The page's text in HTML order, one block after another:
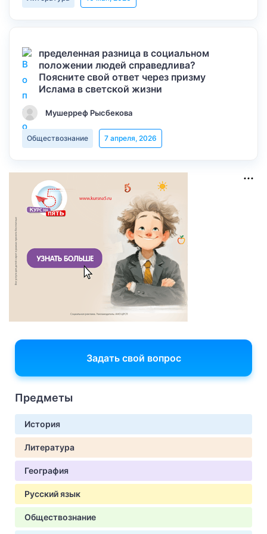
пределенная разница в социальном
положении людей справедлива?
Поясните свой ответ через призму
Ислама в светской жизни
Мушерреф Рысбекова
Обществознание 7 апреля, 2026
Задать свой вопрос
Предметы
История
Литература
География
Русский язык
Обществознание